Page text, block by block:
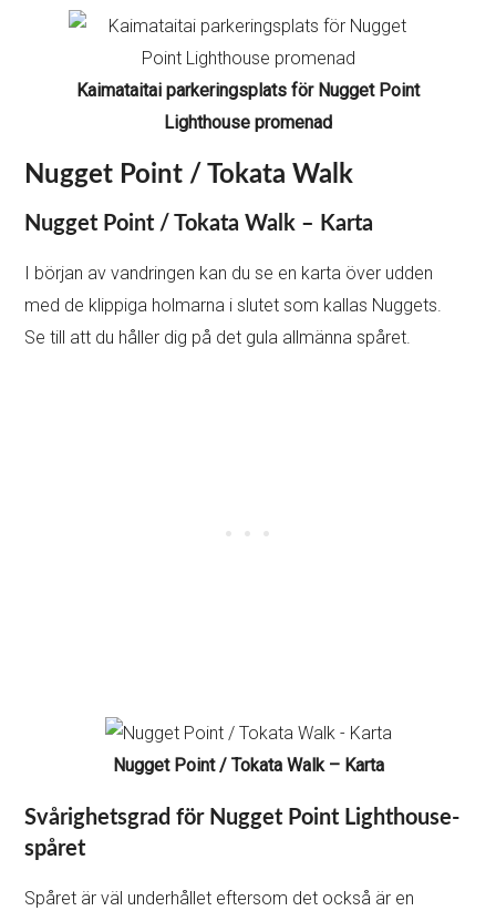
Kaimataitai parkeringsplats för Nugget Point
Lighthouse promenad
Nugget Point / Tokata Walk
Nugget Point / Tokata Walk – Karta
I början av vandringen kan du se en karta över udden
med de klippiga holmarna i slutet som kallas Nuggets.
Se till att du håller dig på det gula allmänna spåret.
Nugget Point / Tokata Walk – Karta
Svårighetsgrad för Nugget Point Lighthouse-
spåret
Spåret är väl underhållet eftersom det också är en